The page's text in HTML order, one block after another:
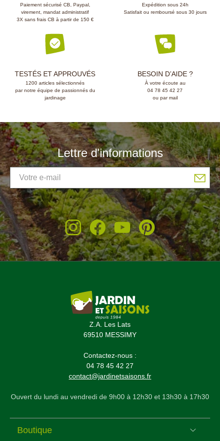
Paiement sécurisé CB, Paypal,
virement, mandat administratif
3X sans frais CB à partir de 150 €
Expédition sous 24h
Satisfait ou remboursé sous 30 jours
TESTÉS ET APPROUVÉS
1200 articles sélectionnés
par notre équipe de passionnés du
jardinage
BESOIN D’AIDE ?
À votre écoute au
04 78 45 42 27
ou par mail
Lettre d'informations
Z.A. Les Lats
69510 MESSIMY
Contactez-nous :
04 78 45 42 27
contact@jardinetsaisons.fr
Ouvert du lundi au vendredi de 9h00 à 12h30 et 13h30 à 17h30
Boutique